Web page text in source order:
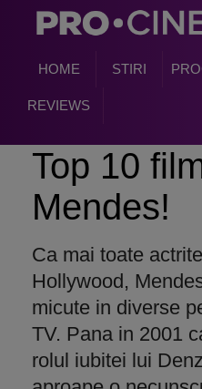
HOME STIRI
REVIEWS
Top 10
Mendes!
Ca mai toate
Hollywood,
micute in diverse
TV. Pana in 2001
rolul iubitei lui